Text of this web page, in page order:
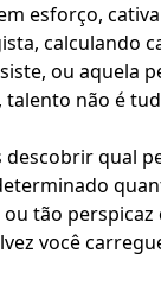
esforço,
calculando
ou aquela
não é
descobrir qual
tão
você